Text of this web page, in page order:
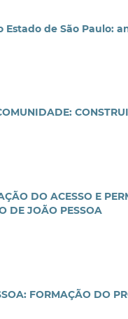
de São Paulo:
DO ACESSO E
DE JOÃO PESSOA
FORMAÇÃO DO